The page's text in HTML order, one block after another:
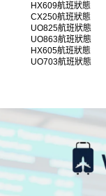
HX609航班狀態
CX250航班狀態
UO825航班狀態
UO863航班狀態
HX605航班狀態
UO703航班狀態